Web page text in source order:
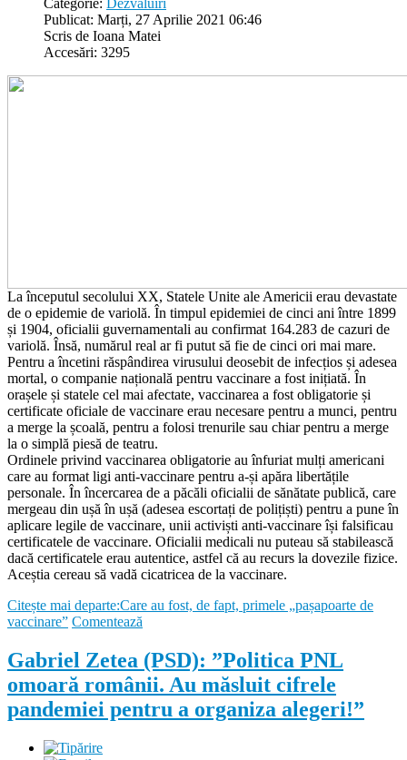
Categorie:
Dezvaluiri
Publicat: Marți, 27 Aprilie 2021 06:46
Scris de Ioana Matei
Accesări: 3295
La începutul secolului XX, Statele Unite ale Americii erau devastate
de o epidemie de variolă. În timpul epidemiei de cinci ani între 1899
și 1904, oficialii guvernamentali au confirmat 164.283 de cazuri de
variolă. Însă, numărul real ar fi putut să fie de cinci ori mai mare.
Pentru a încetini răspândirea virusului deosebit de infecțios și adesea
mortal, o companie națională pentru vaccinare a fost inițiată. În
orașele și statele cel mai afectate, vaccinarea a fost obligatorie și
certificate oficiale de vaccinare erau necesare pentru a munci, pentru
a merge la școală, pentru a folosi trenurile sau chiar pentru a merge
la o simplă piesă de teatru.
Ordinele privind vaccinarea obligatorie au înfuriat mulți americani
care au format ligi anti-vaccinare pentru a-și apăra libertățile
personale. În încercarea de a păcăli oficialii de sănătate publică, care
mergeau din ușă în ușă (adesea escortați de polițiști) pentru a pune în
aplicare legile de vaccinare, unii activiști anti-vaccinare își falsificau
certificatele de vaccinare. Oficialii medicali nu puteau să stabilească
dacă certificatele erau autentice, astfel că au recurs la dovezile fizice.
Aceștia cereau să vadă cicatricea de la vaccinare.
Citește mai departe:Care au fost, de fapt, primele „pașapoarte de
vaccinare” Comentează
Gabriel Zetea (PSD): ”Politica PNL
omoară românii. Au măsluit cifrele
pandemiei pentru a organiza alegeri!”